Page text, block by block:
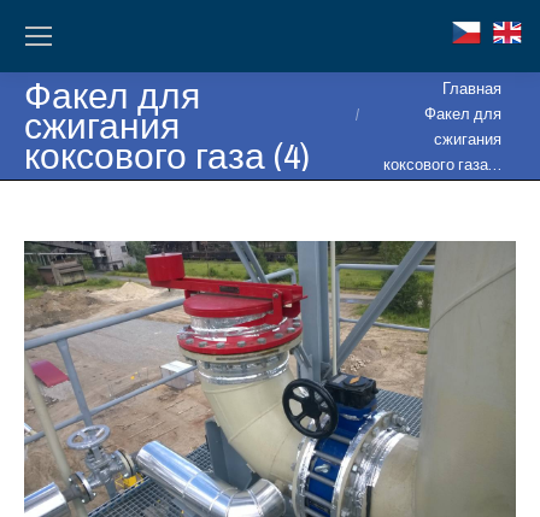
Факел для
сжигания
коксового газа (4)
Главная
Факел для
сжигания
коксового газа…